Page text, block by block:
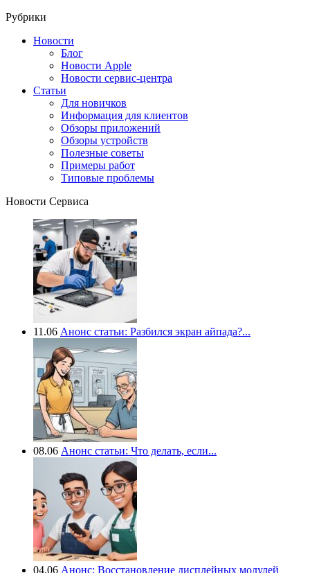
Рубрики
Новости
Блог
Новости Apple
Новости сервис-центра
Статьи
Для новичков
Информация для клиентов
Обзоры приложений
Обзоры устройств
Полезные советы
Примеры работ
Типовые проблемы
Новости Сервиса
11.06 Анонс статьи: Разбился экран айпада?...
08.06 Анонс статьи: Что делать, если...
04.06 Анонс: Восстановление дисплейных модулей